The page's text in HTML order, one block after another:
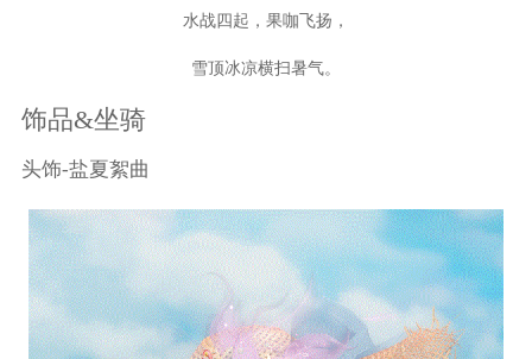
水战四起，果咖飞扬，
雪顶冰凉横扫暑气。
饰品&坐骑
头饰-盐夏絮曲